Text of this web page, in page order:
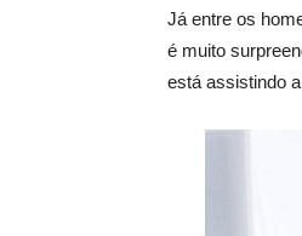
Já entre os
é muito
está assistindo